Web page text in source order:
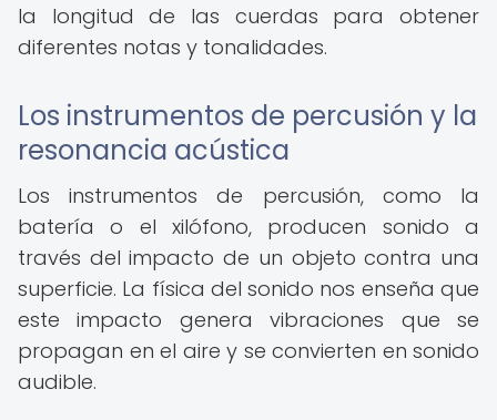
la longitud de las cuerdas para obtener
diferentes notas y tonalidades.
Los instrumentos de percusión y la
resonancia acústica
Los instrumentos de percusión, como la
batería o el xilófono, producen sonido a
través del impacto de un objeto contra una
superficie. La física del sonido nos enseña que
este impacto genera vibraciones que se
propagan en el aire y se convierten en sonido
audible.